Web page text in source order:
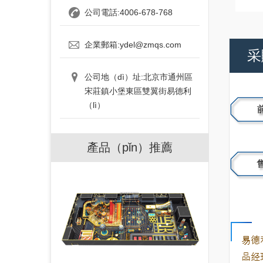
公司電話:4006-678-768
企業郵箱:ydel@zmqs.com
公司地（dì）址:北京市通州區
宋莊鎮小堡東區雙翼街易德利
（lì）
產品（pǐn）推薦